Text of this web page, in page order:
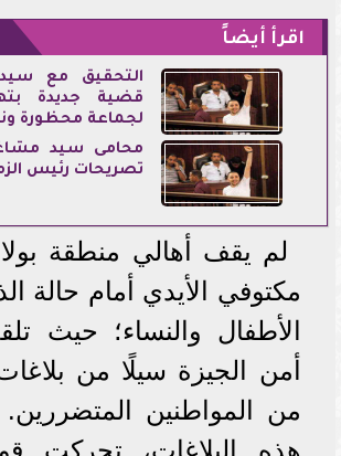
اقرأ أيضاً
التحقيق مع
قضية جديدة
لجماعة محظورة
محامى سيد
تصريحات رئيس
لم يقف أهالي منطقة
مكتوفي الأيدي أمام حالة
الأطفال والنساء؛ حيث
أمن الجيزة سيلًا من
من المواطنين المتضررين.
هذه البلاغات، تحركت